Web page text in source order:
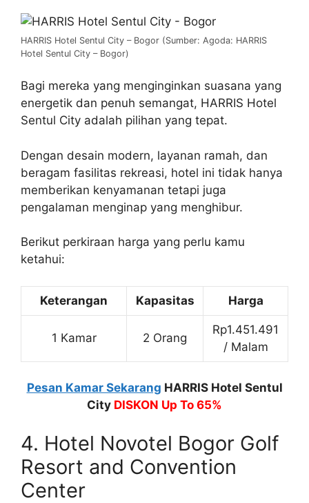
HARRIS Hotel Sentul City – Bogor (Sumber: Agoda: HARRIS
Hotel Sentul City – Bogor)
Bagi mereka yang menginginkan suasana yang
energetik dan penuh semangat, HARRIS Hotel
Sentul City adalah pilihan yang tepat.
Dengan desain modern, layanan ramah, dan
beragam fasilitas rekreasi, hotel ini tidak hanya
memberikan kenyamanan tetapi juga
pengalaman menginap yang menghibur.
Berikut perkiraan harga yang perlu kamu
ketahui:
Keterangan Kapasitas Harga
1 Kamar 2 Orang
Rp1.451.491
/ Malam
Pesan Kamar Sekarang HARRIS Hotel Sentul
City DISKON Up To 65%
4. Hotel Novotel Bogor Golf
Resort and Convention
Center